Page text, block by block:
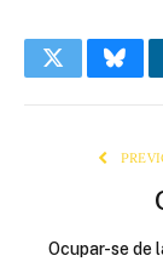
Twitter
Ocupar-se de